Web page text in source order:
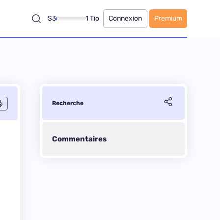
S3 1 Tio Connexion Premium
Recherche
Commentaires